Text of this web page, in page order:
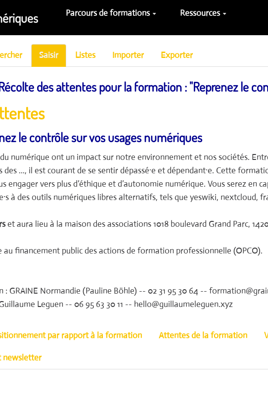
Parcours de formations Ressources
Saisir Listes Importer Exporter
des attentes pour la formation : "Reprenez le
le contrôle sur vos usages numériques
numérique ont un impact sur notre environnement et nos sociétés.
..., il est courant de se sentir dépassé·e et dépendant·e. Cette
engager vers plus d’éthique et d’autonomie numérique. Vous serez en
à des outils numériques libres alternatifs, tels que yeswiki, nextcloud,
et aura lieu à la maison des associations 1018 boulevard Grand Parc,
financement public des actions de formation professionnelle (OPCO).
: GRAINE Normandie (Pauline Böhle) -- 02 31 95 30 64 --
Leguen -- 06 95 63 30 11 -- hello@guillaumeleguen.xyz
par rapport à la formation Attentes de la formation
newsletter